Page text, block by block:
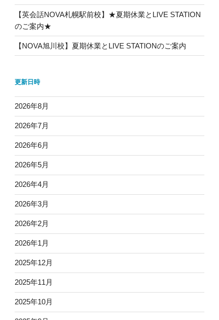
【英会話NOVA札幌駅前校】★夏期休業とLIVE STATION
のご案内★
【NOVA旭川校】夏期休業とLIVE STATIONのご案内
更新日時
2026年8月
2026年7月
2026年6月
2026年5月
2026年4月
2026年3月
2026年2月
2026年1月
2025年12月
2025年11月
2025年10月